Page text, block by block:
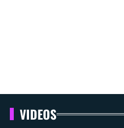
VIDEOS